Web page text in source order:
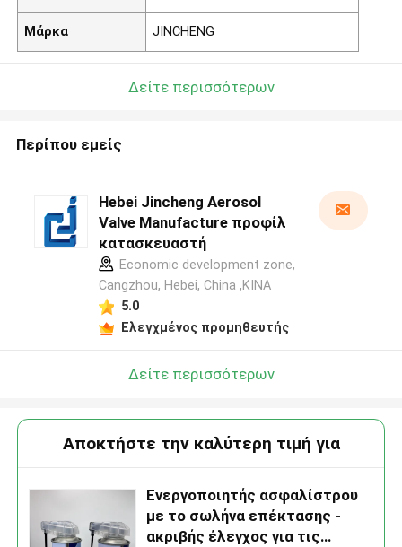
Μάρκα JINCHENG
Δείτε περισσότερων
Περίπου εμείς
Hebei Jincheng Aerosol
Valve Manufacture προφίλ
κατασκευαστή
Economic development zone,
Cangzhou, Hebei, China ,ΚΙΝΑ
5.0
Ελεγχμένος προμηθευτής
Δείτε περισσότερων
Αποκτήστε την καλύτερη τιμή για
Ενεργοποιητής ασφαλίστρου
με το σωλήνα επέκτασης -
ακριβής έλεγχος για τις